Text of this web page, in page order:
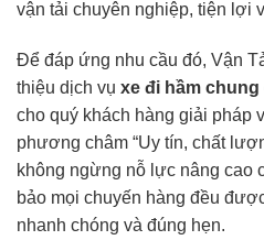
vận tải chuyên nghiệp, tiện lợi
Để đáp ứng nhu cầu đó, Vận
thiệu dịch vụ xe đi hầm
cho quý khách hàng giải pháp
phương châm “Uy tín, chất
không ngừng nỗ lực nâng cao
bảo mọi chuyến hàng đều
nhanh chóng và đúng hẹn.